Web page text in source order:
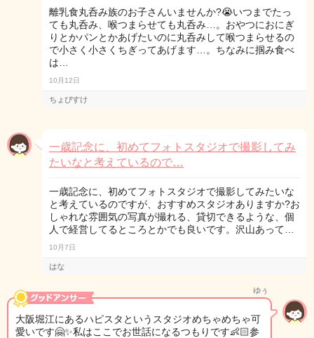
離乳食丸呑み族のお子さんいませんか?😭いつまでたっ
ても丸呑み、喉つまらせても丸呑み…。おやつにおにぎ
りとかパンとかあげたいのに丸呑みして喉つまらせるの
で小さく小さくちぎってあげます…。ちなみに掴み食べ
は…
10月12日
ちょびすけ
一歳記念に、初めてフォトスタジオで撮影してみ
たいなと考えているので…
一歳記念に、初めてフォトスタジオで撮影してみたいな
と考えているのですが、おすすめスタジオありますか?お
しゃれな雰囲気の写真が撮れる、貸切できるような、個
人で経営してるところとかでも良いです。沢山あって…
10月7日
はな
ゆぅ
大阪堀江にあるハピスタというスタジオめちゃめちゃ可
愛いです🤗✨私はここでお世話になるつもりです👶🏻参